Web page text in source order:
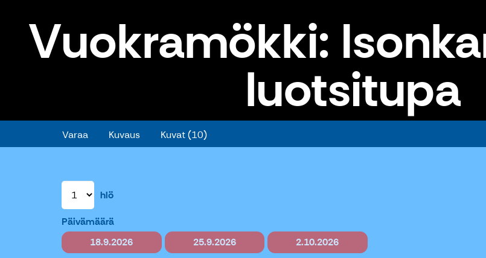
Vuokramökki:
luotsitupa
Vuokramökki: Isonkarin vanha luotsitupa
Varaa Kuvaus Kuvat (10)
hlö
Päivämäärä
18.9.2026
25.9.2026 2.10.2026